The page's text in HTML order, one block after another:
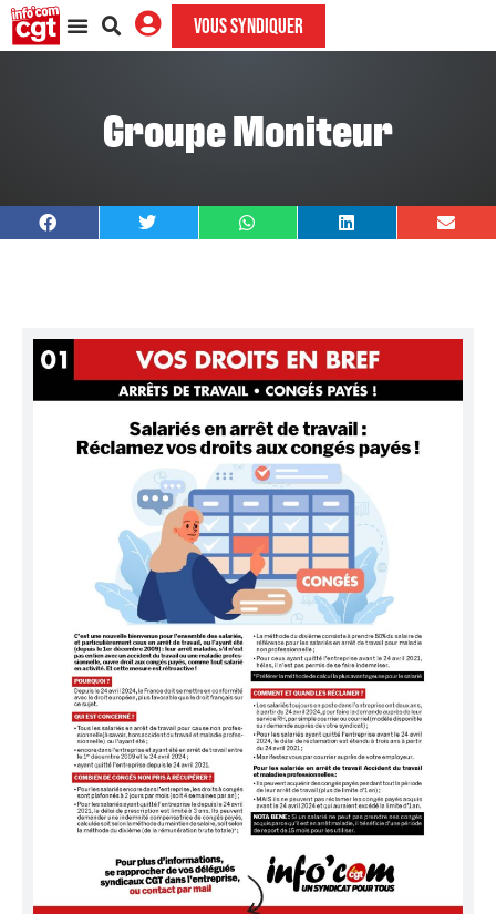
VOUS SYNDIQUER
Groupe Moniteur